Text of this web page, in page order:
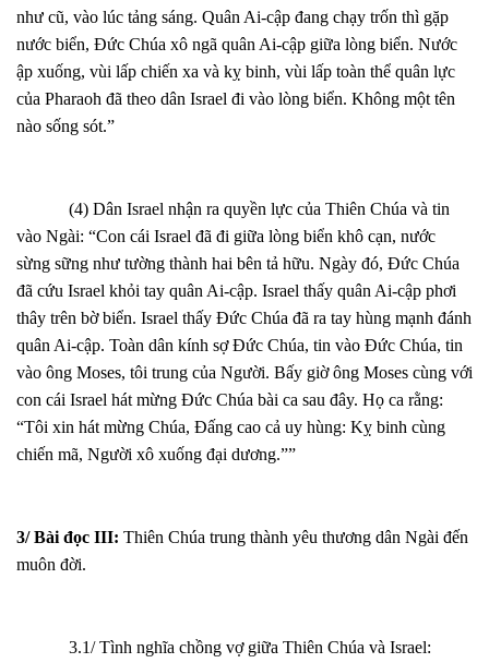
như cũ, vào lúc tảng sáng. Quân Ai-cập đang chạy trốn thì gặp
nước biển, Đức Chúa xô ngã quân Ai-cập giữa lòng biển. Nước
ập xuống, vùi lấp chiến xa và kỵ binh, vùi lấp toàn thể quân lực
của Pharaoh đã theo dân Israel đi vào lòng biển. Không một tên
nào sống sót.”
(4) Dân Israel nhận ra quyền lực của Thiên Chúa và tin
vào Ngài: “Con cái Israel đã đi giữa lòng biển khô cạn, nước
sừng sững như tường thành hai bên tả hữu. Ngày đó, Đức Chúa
đã cứu Israel khỏi tay quân Ai-cập. Israel thấy quân Ai-cập phơi
thây trên bờ biển. Israel thấy Đức Chúa đã ra tay hùng mạnh đánh
quân Ai-cập. Toàn dân kính sợ Đức Chúa, tin vào Đức Chúa, tin
vào ông Moses, tôi trung của Người. Bấy giờ ông Moses cùng với
con cái Israel hát mừng Đức Chúa bài ca sau đây. Họ ca rằng:
“Tôi xin hát mừng Chúa, Đấng cao cả uy hùng: Kỵ binh cùng
chiến mã, Người xô xuống đại dương.””
3/ Bài đọc III: Thiên Chúa trung thành yêu thương dân Ngài đến
muôn đời.
3.1/ Tình nghĩa chồng vợ giữa Thiên Chúa và Israel: